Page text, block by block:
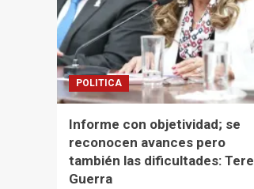
PVEM,
PAS,
MC
y
PT
POLITICA
Informe con objetividad; se
reconocen avances pero
también las dificultades: Tere
Guerra